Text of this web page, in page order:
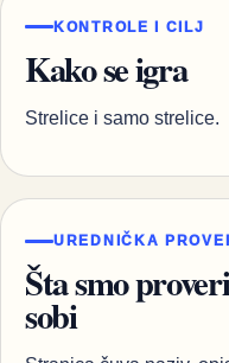
KONTROLE I CILJ
Kako se igra
Strelice i samo strelice.
UREDNIČKA
Šta smo
sobi